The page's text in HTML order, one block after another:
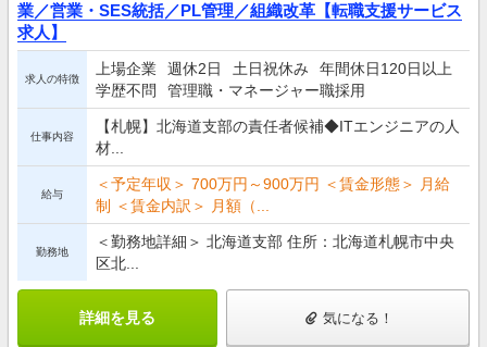
業／営業・SES統括／PL管理／組織改革【転職支援サービス
求人】
求人の特徴
上場企業 週休2日 土日祝休み
年間休日120日以上
学歴不問
管理職・マネージャー職採用
仕事内容
【札幌】北海道支部の責任者候補◆ITエンジニアの人
材...
給与
＜予定年収＞ 700万円～900万円 ＜賃金形態＞ 月給
制 ＜賃金内訳＞ 月額（...
勤務地
＜勤務地詳細＞ 北海道支部 住所：北海道札幌市中央
区北...
詳細を見る 気になる！